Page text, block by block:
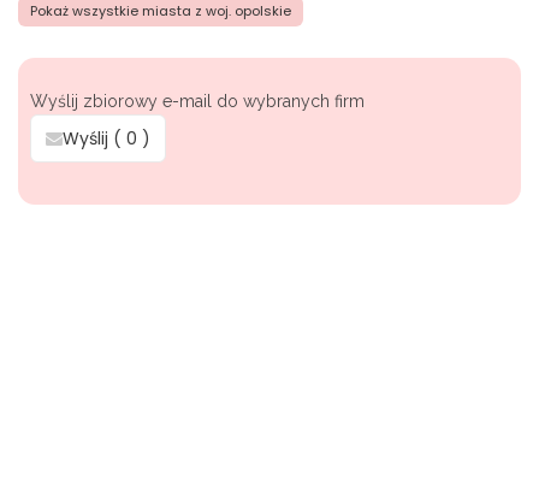
Pokaż wszystkie miasta z woj. opolskie
Wyślij zbiorowy e-mail do wybranych firm
Wyślij ( 0 )